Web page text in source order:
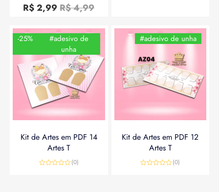
0
de
R$4,99
R$2,99
-25%
#adesivo de
unha
Kit de Artes em PDF 14
Artes T
(0)
#adesivo de unha
Kit de Artes em PDF 12
Artes T
(0)